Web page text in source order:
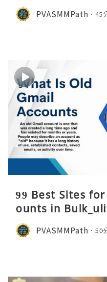
PVASMMPath 45
99 Best Sites
ounts in
PVASMMPath 50